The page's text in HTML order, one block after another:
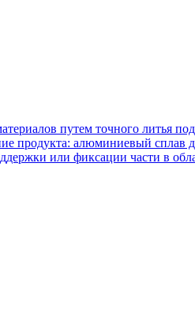
путем точного литья
продукта: алюминиевый сплав
или фиксации части в